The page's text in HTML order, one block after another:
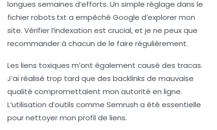
longues semaines d’efforts. Un simple réglage dans le
fichier robots.txt a empêché Google d’explorer mon
site. Vérifier l’indexation est crucial, et je ne peux que
recommander à chacun de le faire régulièrement.
Les liens toxiques m’ont également causé des tracas.
J’ai réalisé trop tard que des backlinks de mauvaise
qualité compromettaient mon autorité en ligne.
L’utilisation d’outils comme Semrush a été essentielle
pour nettoyer mon profil de liens.